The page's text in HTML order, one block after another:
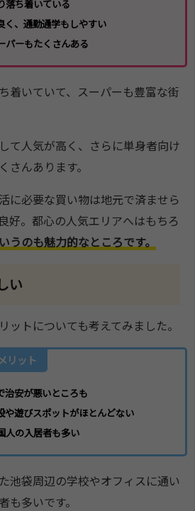
落ち着いている
く、通勤通学もしやすい
パーもたくさんある
着いていて、スーパーも豊富な街
て人気が高く、さらに単身者向け
さんあります。
に必要な買い物は地元で済ませら
好。都心の人気エリアへはもちろ
うのも魅力的なところです。
い
ットについても考えてみました。
リット
治安が悪いところも
や遊びスポットがほとんどない
人の入居者も多い
池袋周辺の学校やオフィスに通い
も多いです。